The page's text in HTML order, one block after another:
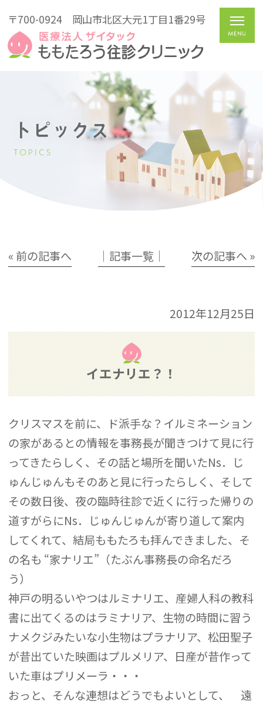
〒700-0924 岡山市北区大元1丁目1番29号
トピックス
TOPICS
« 前の記事へ │記事一覧│ 次の記事へ »
2012年12月25日
イエナリエ？！
クリスマスを前に、ド派手な？イルミネーション
の家があるとの情報を事務長が聞きつけて見に行
ってきたらしく、その話と場所を聞いたNs．じ
ゅんじゅんもそのあと見に行ったらしく、そして
その数日後、夜の臨時往診で近くに行った帰りの
道すがらにNs．じゅんじゅんが寄り道して案内
してくれて、結局ももたろも拝んできました、そ
の名も “家ナリエ”（たぶん事務長の命名だろ
う）
神戸の明るいやつはルミナリエ、産婦人科の教科
書に出てくるのはラミナリア、生物の時間に習う
ナメクジみたいな小生物はプラナリア、松田聖子
が昔出ていた映画はプルメリア、日産が昔作って
いた車はプリメーラ・・・
おっと、そんな連想はどうでもよいとして、 遠